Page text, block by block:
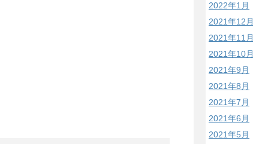
2022年1月
2021年12月
2021年11月
2021年10月
2021年9月
2021年8月
2021年7月
2021年6月
2021年5月